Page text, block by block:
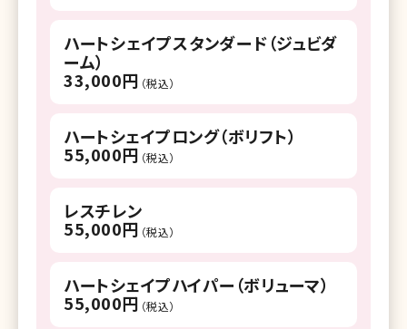
ハートシェイプスタンダード（ジュビダ
ーム）
33,000円 （税込）
ハートシェイプロング（ボリフト）
55,000円 （税込）
レスチレン
55,000円 （税込）
ハートシェイプハイパー（ボリューマ）
55,000円 （税込）